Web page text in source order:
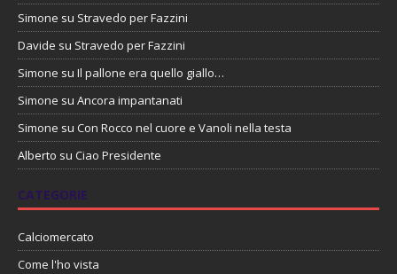
Simone su Stravedo per Fazzini
Davide su Stravedo per Fazzini
Simone su Il pallone era quello giallo…
Simone su Ancora impantanati
Simone su Con Rocco nel cuore e Vanoli nella testa
Alberto su Ciao Presidente
CATEGORIE
Calciomercato
Come l'ho vista